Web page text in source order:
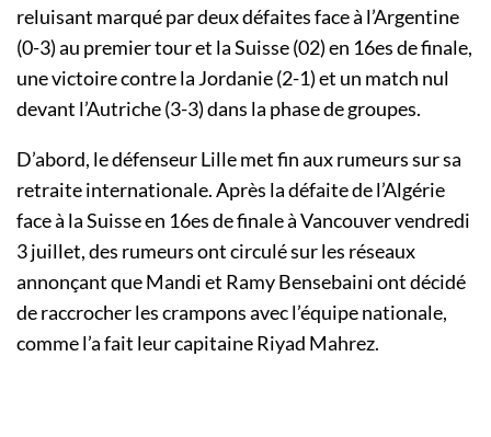
reluisant marqué par deux défaites face à l’Argentine
(0-3) au premier tour et la Suisse (02) en 16es de finale,
une victoire contre la Jordanie (2-1) et un match nul
devant l’Autriche (3-3) dans la phase de groupes.
D’abord, le défenseur Lille met fin aux rumeurs sur sa
retraite internationale. Après la défaite de l’Algérie
face à la Suisse en 16es de finale à Vancouver vendredi
3 juillet, des rumeurs ont circulé sur les réseaux
annonçant que Mandi et Ramy Bensebaini ont décidé
de raccrocher les crampons avec l’équipe nationale,
comme l’a fait leur capitaine Riyad Mahrez.